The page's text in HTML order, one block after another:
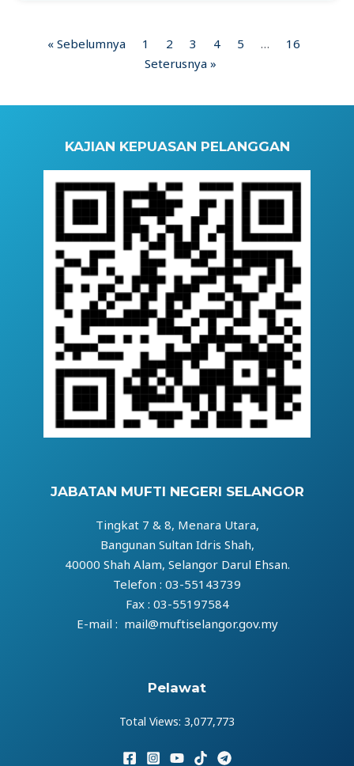
« Sebelumnya 1 2 3 4 5 …
16
Seterusnya »
KAJIAN KEPUASAN PELANGGAN
JABATAN MUFTI NEGERI SELANGOR
Tingkat 7 & 8, Menara Utara,
Bangunan Sultan Idris Shah,
40000 Shah Alam, Selangor Darul Ehsan.
Telefon : 03-55143739
Fax : 03-55197584
E-mail : mail@muftiselangor.gov.my
Pelawat
Total Views: 3,077,773